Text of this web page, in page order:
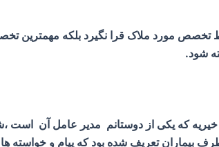
تخصص مورد ملاک قرا نگیرد بلکه مهمترین
شود.
خیریه که یکی از دوستانم مدیر عامل آن
بیماران تعریف شده بود که پیام و خواسته